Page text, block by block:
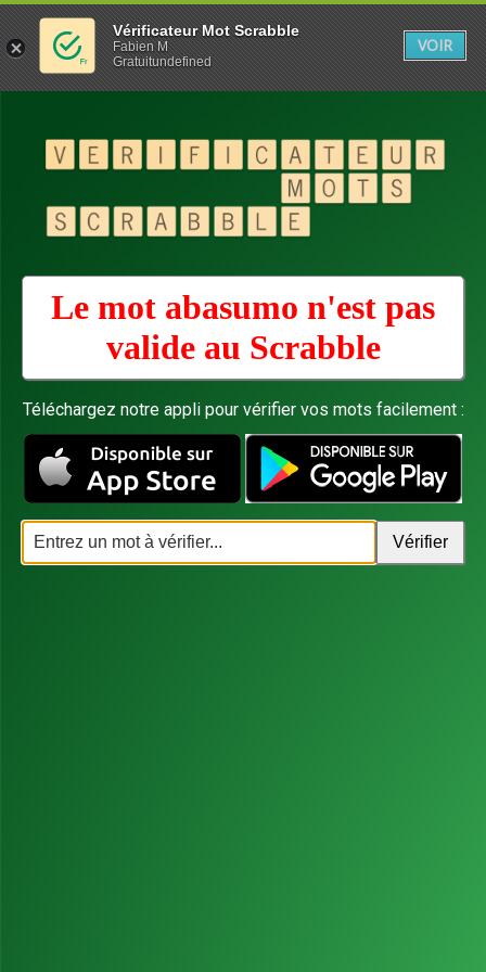
Le mot abasumo n'est pas
valide au Scrabble
Téléchargez notre appli pour vérifier vos mots facilement :
Vérificateur Mot Scrabble
Fabien M
Gratuitundefined
VOIR